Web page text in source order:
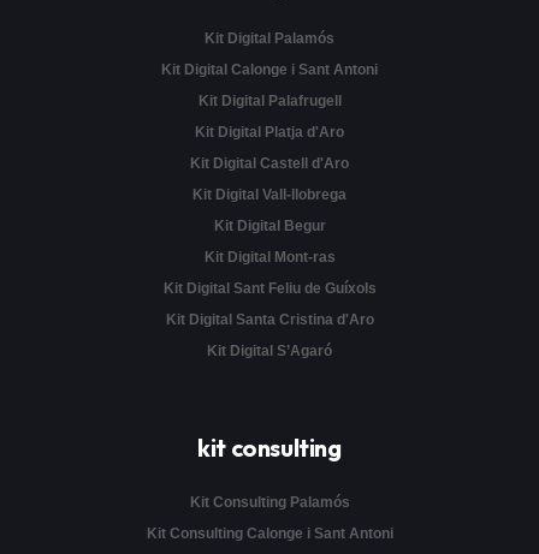
Kit Digital Palamós
Kit Digital Calonge i Sant Antoni
Kit Digital Palafrugell
Kit Digital Platja d'Aro
Kit Digital Castell d'Aro
Kit Digital Vall-llobrega
Kit Digital Begur
Kit Digital Mont-ras
Kit Digital Sant Feliu de Guíxols
Kit Digital Santa Cristina d'Aro
Kit Digital S’Agaró
kit consulting
Kit Consulting Palamós
Kit Consulting Calonge i Sant Antoni